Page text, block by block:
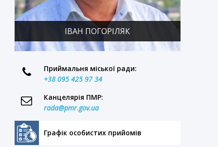
ІВАН ПОГОРІЛЯК
Приймальня міської ради:
+38 095 425 97 34
Канцелярія ПМР:
rada@pmr.gov.ua
Графік особистих прийомів